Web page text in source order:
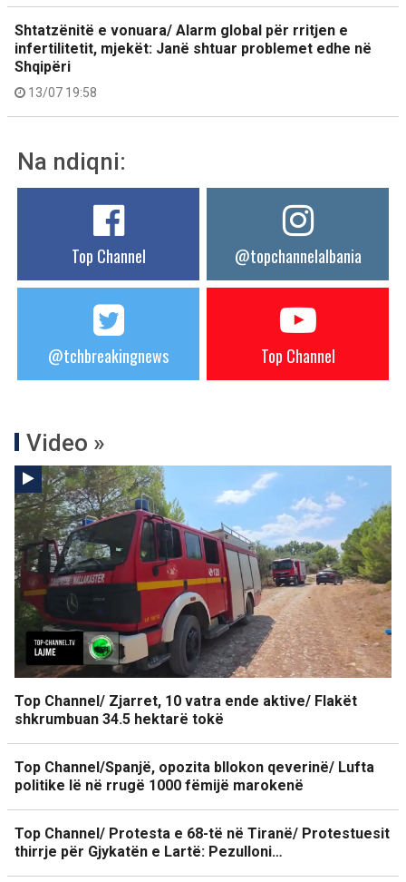
Shtatzënitë e vonuara/ Alarm global për rritjen e
infertilitetit, mjekët: Janë shtuar problemet edhe në
Shqipëri
13/07 19:58
Na ndiqni:
Top Channel @topchannelalbania
@tchbreakingnews Top Channel
Video »
Top Channel/ Zjarret, 10 vatra ende aktive/ Flakët
shkrumbuan 34.5 hektarë tokë
Top Channel/Spanjë, opozita bllokon qeverinë/ Lufta
politike lë në rrugë 1000 fëmijë marokenë
Top Channel/ Protesta e 68-të në Tiranë/ Protestuesit
thirrje për Gjykatën e Lartë: Pezulloni…